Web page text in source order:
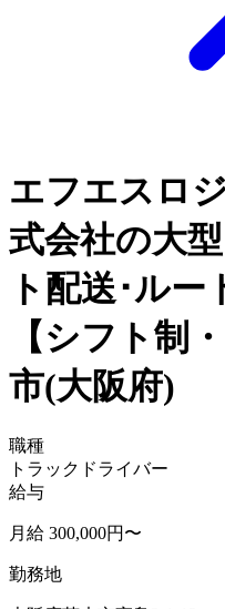
エフエスロ
式会社の大
ト配送･ル
【シフト制
市(大阪府)
職種
トラックドライバー
給与
月給 300,000円〜
勤務地